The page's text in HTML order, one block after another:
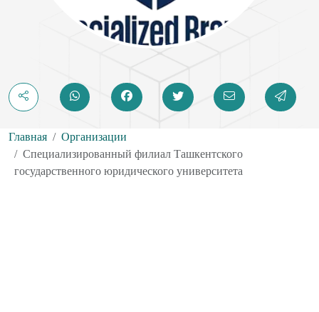
Главная
Организации
Специализированный филиал Ташкентского
государственного юридического университета